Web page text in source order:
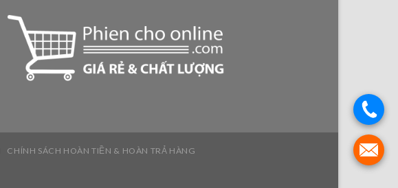
CHÍNH SÁCH HOÀN TIỀN & HOÀN TRẢ HÀNG